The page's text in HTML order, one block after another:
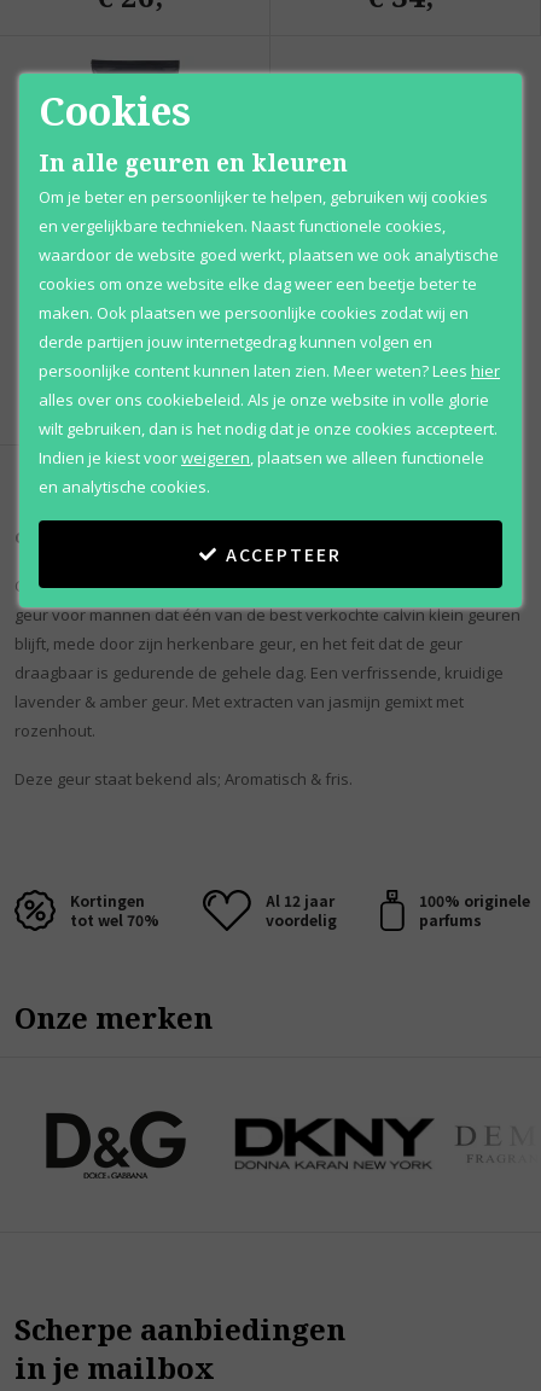
Calvin Klein
Eternity for Men
€ 32,95
Calvin Klein Eternity for Men
Calvin Klein Eternity for Men is een aromatische, fruitige en heldere
geur voor mannen dat één van de best verkochte calvin klein geuren
blijft, mede door zijn herkenbare geur, en het feit dat de geur
draagbaar is gedurende de gehele dag. Een verfrissende, kruidige
lavender & amber geur. Met extracten van jasmijn gemixt met
rozenhout.
Deze geur staat bekend als; Aromatisch & fris.
Kortingen
tot wel 70%
Al 12 jaar
voordelig
100% originele
parfums
Onze merken
Scherpe aanbiedingen
in je mailbox
Cookies
In alle geuren en kleuren
Om je beter en persoonlijker te helpen, gebruiken wij cookies
en vergelijkbare technieken. Naast functionele cookies,
waardoor de website goed werkt, plaatsen we ook analytische
cookies om onze website elke dag weer een beetje beter te
maken. Ook plaatsen we persoonlijke cookies zodat wij en
derde partijen jouw internetgedrag kunnen volgen en
persoonlijke content kunnen laten zien. Meer weten?Lees hier
alles over ons cookiebeleid. Als je onze website in volle glorie
wilt gebruiken, dan is het nodig dat je onze cookies accepteert.
Indien je kiest voorweigeren plaatsen we alleen functionele
en analytische cookies.
ACCEPTEER